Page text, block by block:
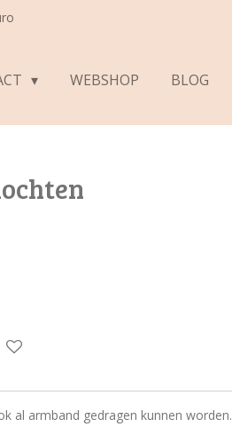
WEBSHOP BLOG
al armband gedragen kunnen worden.